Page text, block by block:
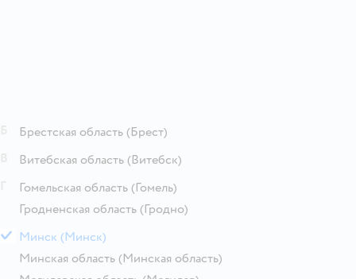
Брестская область (Брест)
Витебская область (Витебск)
Гомельская область (Гомель)
Гродненская область (Гродно)
М Минск (Минск)
Минская область (Минская область)